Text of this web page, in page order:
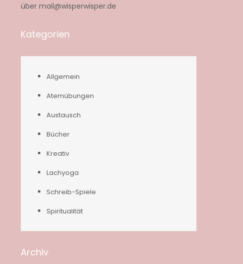
über mail@wisperwisper.de
Kategorien
Allgemein
Atemübungen
Austausch
Bücher
Kreativ
Lachyoga
Schreib-Spiele
Spiritualität
Archiv